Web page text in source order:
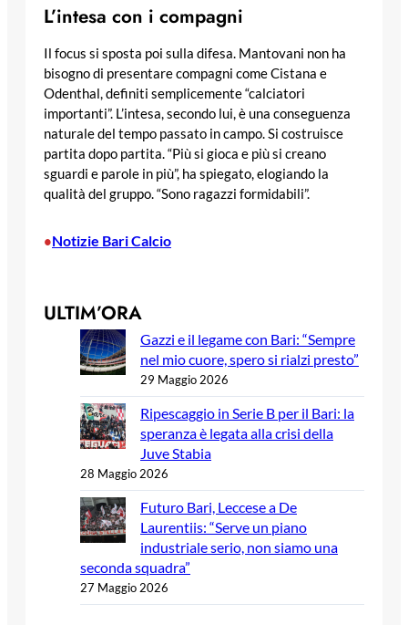
L’intesa con i compagni
Il focus si sposta poi sulla difesa. Mantovani non ha
bisogno di presentare compagni come Cistana e
Odenthal, definiti semplicemente “calciatori
importanti”. L’intesa, secondo lui, è una conseguenza
naturale del tempo passato in campo. Si costruisce
partita dopo partita. “Più si gioca e più si creano
sguardi e parole in più”, ha spiegato, elogiando la
qualità del gruppo. “Sono ragazzi formidabili”.
•Notizie Bari Calcio
ULTIM’ORA
Gazzi e il legame con Bari: “Sempre
nel mio cuore, spero si rialzi presto”
29 Maggio 2026
Ripescaggio in Serie B per il Bari: la
speranza è legata alla crisi della
Juve Stabia
28 Maggio 2026
Futuro Bari, Leccese a De
Laurentiis: “Serve un piano
industriale serio, non siamo una
seconda squadra”
27 Maggio 2026